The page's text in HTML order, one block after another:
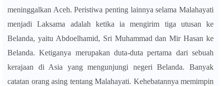
meninggalkan Aceh. Peristiwa penting lainnya selama Malahayati
menjadi Laksama adalah ketika ia mengirim tiga utusan ke
Belanda, yaitu Abdoelhamid, Sri Muhammad dan Mir Hasan ke
Belanda. Ketiganya merupakan duta-duta pertama dari sebuah
kerajaan di Asia yang mengunjungi negeri Belanda. Banyak
catatan orang asing tentang Malahayati. Kehebatannya memimpin